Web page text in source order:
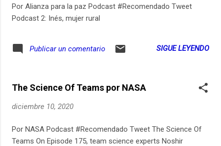
Por Alianza para la paz Podcast #Recomendado Tweet
Podcast 2: Inés, mujer rural
Publicar un comentario SIGUE LEYENDO
The Science Of Teams por NASA
diciembre 10, 2020
Por NASA Podcast #Recomendado Tweet The Science Of
Teams On Episode 175, team science experts Noshir